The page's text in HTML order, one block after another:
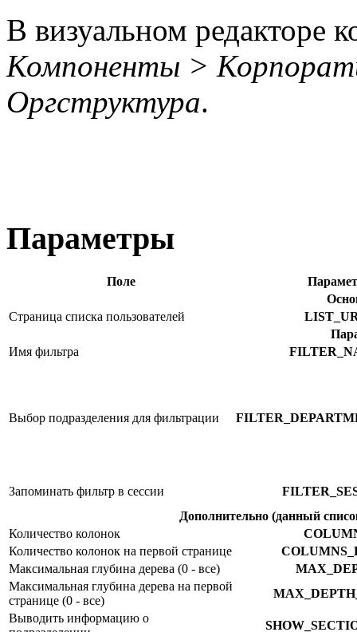
В визуальном редакторе
Компоненты >
Оргструктура.
Параметры
Поле
Страница списка пользователей
Имя фильтра
Выбор подразделения для фильтрации
Запоминать фильтр в сессии
Дополнительно (данный
Количество колонок
Количество колонок на первой странице
Максимальная глубина дерева (0 - все)
Максимальная глубина дерева на первой
странице (0 - все)
Выводить информацию о